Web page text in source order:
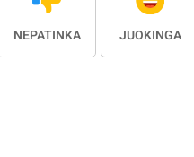
NEPATINKA JUOKINGA